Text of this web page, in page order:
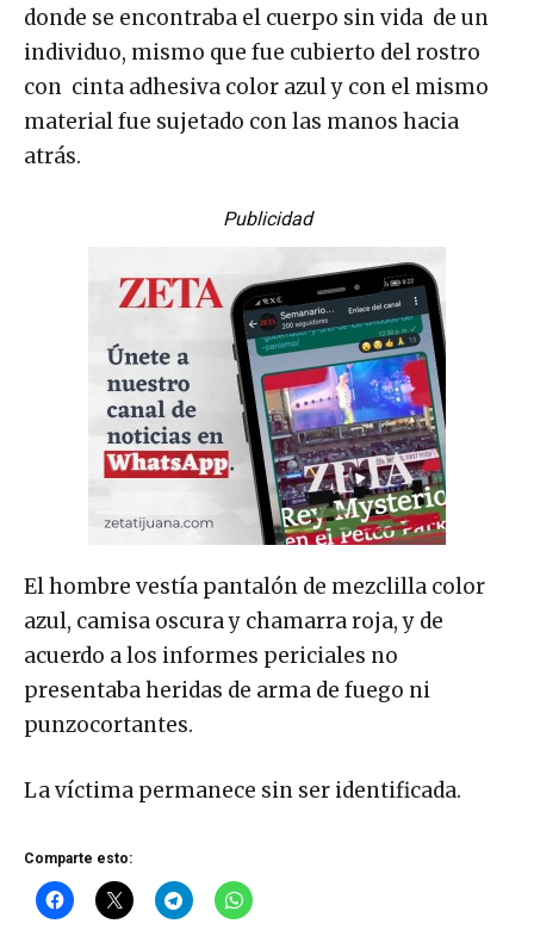
donde se encontraba el cuerpo sin vida de un
individuo, mismo que fue cubierto del rostro
con cinta adhesiva color azul y con el mismo
material fue sujetado con las manos hacia
atrás.
Publicidad
El hombre vestía pantalón de mezclilla color
azul, camisa oscura y chamarra roja, y de
acuerdo a los informes periciales no
presentaba heridas de arma de fuego ni
punzocortantes.
La víctima permanece sin ser identificada.
Comparte esto: